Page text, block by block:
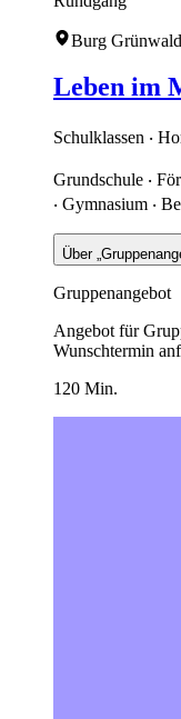
Burg Grünwald
Leben im
Schulklassen ‧
Grundschule ‧
‧ Gymnasium ‧
Über
Gruppenangebot
Angebot für
Wunschtermin
120 Min.